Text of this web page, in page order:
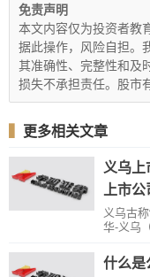
免责声明
本文内容仅为投资者教
据此操作，风险自担。
其准确性、完整性和及
损失不承担责任。股市
更多相关文章
义乌上
上市公
义乌古
华-义乌
部。义
级国家
什么是